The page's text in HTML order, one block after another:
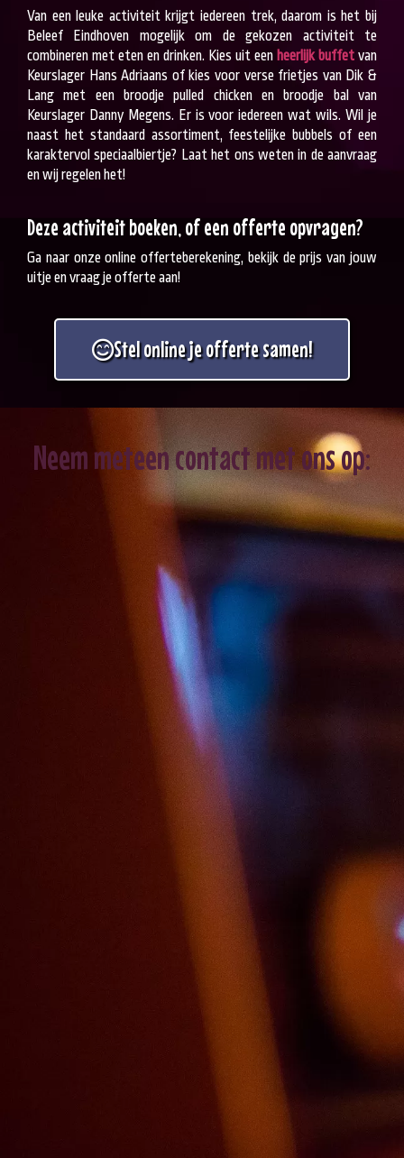
Van een leuke activiteit krijgt iedereen trek, daarom is het bij
Beleef Eindhoven mogelijk om de gekozen activiteit te
combineren met eten en drinken. Kies uit een heerlijk buffet van
Keurslager Hans Adriaans of kies voor verse frietjes van Dik &
Lang met een broodje pulled chicken en broodje bal van
Keurslager Danny Megens. Er is voor iedereen wat wils. Wil je
naast het standaard assortiment, feestelijke bubbels of een
karaktervol speciaalbiertje? Laat het ons weten in de aanvraag
en wij regelen het!
Deze activiteit boeken, of een offerte opvragen?
Ga naar onze online offerteberekening, bekijk de prijs van jouw
uitje en vraag je offerte aan!
Stel online je offerte samen!
Neem meteen contact met ons op: